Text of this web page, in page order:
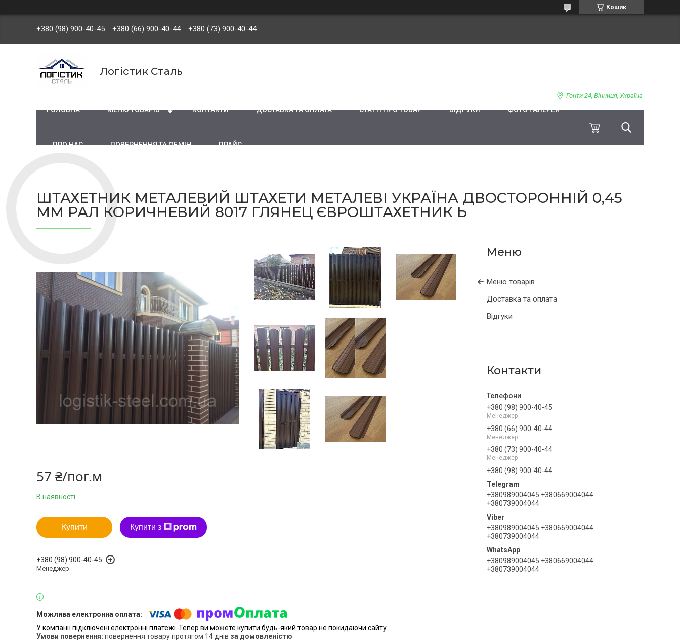
Кошик
+380 (98) 900-40-45 +380 (66) 900-40-44 +380 (73) 900-40-44
Логістик Сталь
Гонти 24, Вінниця, Україна
ГОЛОВНА МЕНЮ ТОВАРІВ КОНТАКТИ ДОСТАВКА ТА ОПЛАТА СТАТТІ ПРО ТОВАР ВІДГУКИ ФОТО ГАЛЕРЕЯ
ПРО НАС ПОВЕРНЕННЯ ТА ОБМІН ПРАЙС
ШТАХЕТНИК МЕТАЛЕВИЙ ШТАХЕТИ МЕТАЛЕВІ УКРАЇНА ДВОСТОРОННІЙ 0,45
ММ РАЛ КОРИЧНЕВИЙ 8017 ГЛЯНЕЦ ЄВРОШТАХЕТНИК Ь
Меню товарів
Доставка та оплата
Відгуки
Контакти
+380 (98) 900-40-45
Менеджер
+380 (66) 900-40-44
Менеджер
+380 (73) 900-40-44
Менеджер
+380 (98) 900-40-44
+380989004045 +380669004044
+380739004044
+380989004045 +380669004044
+380739004044
+380989004045 +380669004044
+380739004044
57 ₴/пог.м
В наявності
Купити Купити з
+380 (98) 900-40-45
Менеджер
У компанії підключені електронні платежі. Тепер ви можете купити будь-який товар не покидаючи сайту.
повернення товару протягом 14 днів за домовленістю